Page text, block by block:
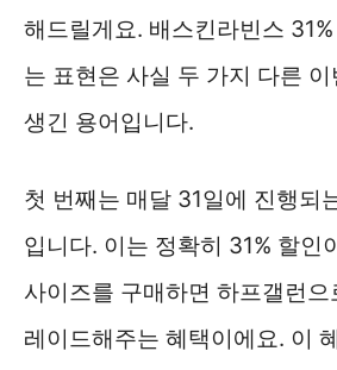
해드릴게요. 배스킨라빈스
는 표현은 사실 두 가지 다른
생긴 용어입니다.
첫 번째는 매달 31일에 진행되
입니다. 이는 정확히 31% 할인
사이즈를 구매하면 하프갤런
레이드해주는 혜택이에요. 이